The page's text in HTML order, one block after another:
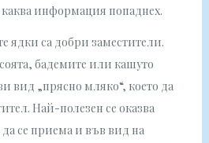
каква информация попаднех.
ядки са добри заместители.
бадемите или кашуто
вид „прясно мляко“, което да
Най-полезен се оказва
се приема и във вид на